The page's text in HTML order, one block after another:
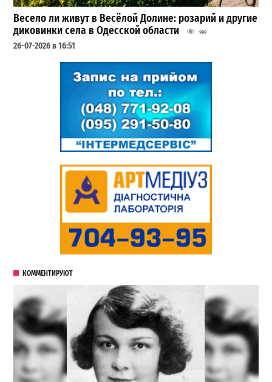
Весело ли живут в Весёлой Долине: розарий и другие
диковинки села в Одесской области
999
26-07-2026 в 16:51
КОММЕНТИРУЮТ